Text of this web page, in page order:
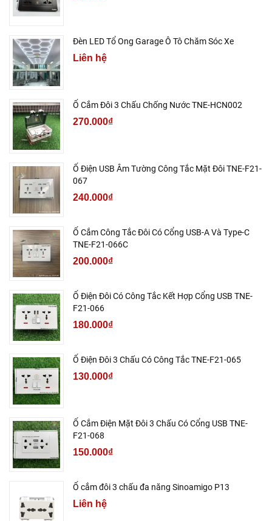
Đèn LED Tổ Ong Garage Ô Tô Chăm Sóc Xe
Liên hệ
Ổ Cắm Đôi 3 Chấu Chống Nước TNE-HCN002
270.000₫
Ổ Điện USB Âm Tường Công Tắc Mặt Đôi TNE-F21-
067
240.000₫
Ổ Cắm Công Tắc Đôi Có Cổng USB-A Và Type-C
TNE-F21-066C
200.000₫
Ổ Điện Đôi Có Công Tắc Kết Hợp Cổng USB TNE-
F21-066
180.000₫
Ổ Điện Đôi 3 Chấu Có Công Tắc TNE-F21-065
130.000₫
Ổ Cắm Điện Mặt Đôi 3 Chấu Có Cổng USB TNE-
F21-068
150.000₫
Ổ cắm đôi 3 chấu đa năng Sinoamigo P13
Liên hệ